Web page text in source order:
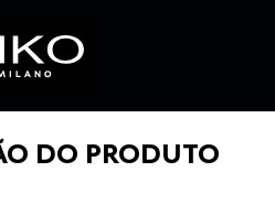
DO PRODUTO